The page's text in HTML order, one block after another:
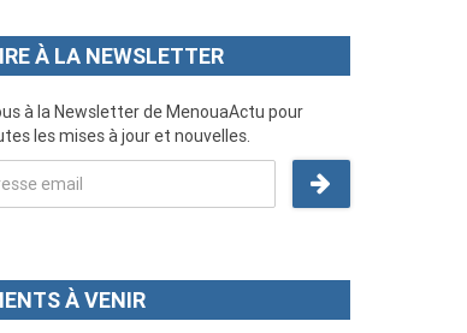
À LA NEWSLETTER
à la Newsletter de MenouaActu pour
les mises à jour et nouvelles.
À VENIR